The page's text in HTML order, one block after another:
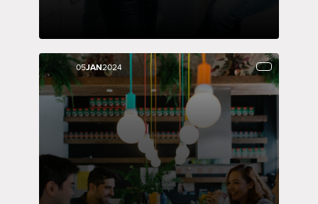
05JAN2024
05JAN2024